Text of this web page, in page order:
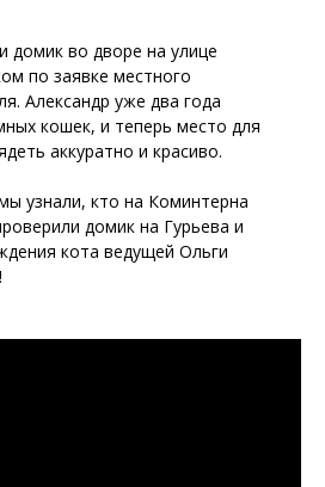
домик во дворе на улице
по заявке местного
Александр уже два года
кошек, и теперь место для
аккуратно и красиво.
узнали, кто на Коминтерна
домик на Гурьева и
кота ведущей Ольги